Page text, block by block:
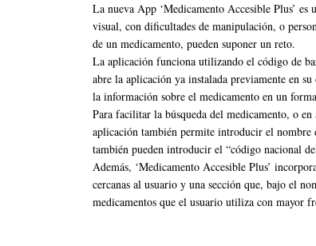
La nueva App ‘Medicamento Accesible Plus’ es
visual, con dificultades de manipulación, o
de un medicamento, pueden suponer un reto.
La aplicación funciona utilizando el código de
abre la aplicación ya instalada previamente en
la información sobre el medicamento en un
Para facilitar la búsqueda del medicamento, o
aplicación también permite introducir el nombre
también pueden introducir el “código nacional
Además, ‘Medicamento Accesible Plus’
cercanas al usuario y una sección que, bajo el
medicamentos que el usuario utiliza con mayor